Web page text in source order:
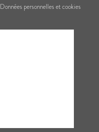
Données personnelles et cookies